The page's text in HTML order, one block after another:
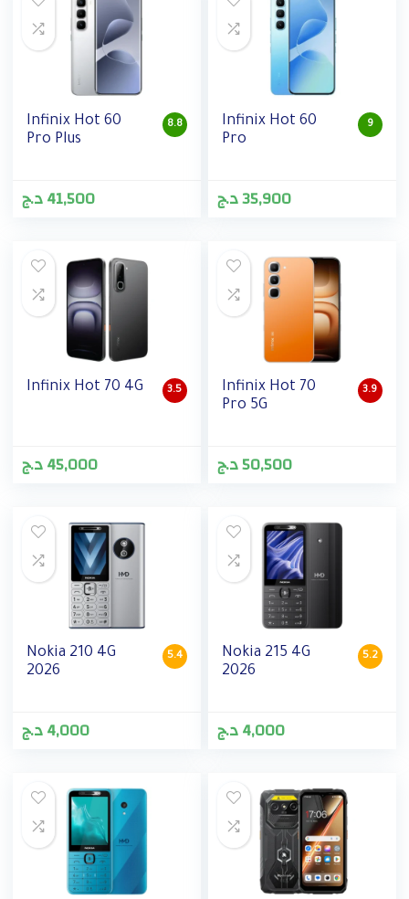
8.8
Infinix Hot 60
Pro Plus
41,500د.ج
9
Infinix Hot 60
Pro
35,900د.ج
3.5
Infinix Hot 70 4G
45,000د.ج
3.9
Infinix Hot 70
Pro 5G
50,500د.ج
5.4
Nokia 210 4G
2026
4,000د.ج
5.2
Nokia 215 4G
2026
4,000د.ج